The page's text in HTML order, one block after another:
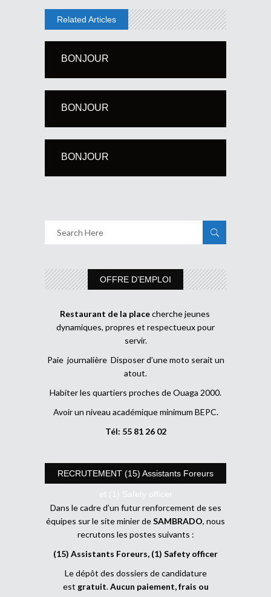
Related Articles
BONJOUR
BONJOUR
BONJOUR
OFFRE D’EMPLOI
Restaurant de la placecherche jeunes
dynamiques, propres et respectueux pour
servir.
Paie journalière Disposer d’une moto serait un
atout.
Habiter les quartiers proches de Ouaga 2000.
Avoir un niveau académique minimum BEPC.
Tél: 55 81 26 02
RECRUTEMENT (15) Assistants Foreurs
et (1) Safety officer
Dans le cadre d’un futur renforcement de ses
équipes sur le site minier deSAMBRADO, nous
recrutons les postes suivants :
(15) Assistants Foreurs, (1) Safety officer
Le dépôt des dossiers de candidature
est gratuit.Aucun paiement, frais ou